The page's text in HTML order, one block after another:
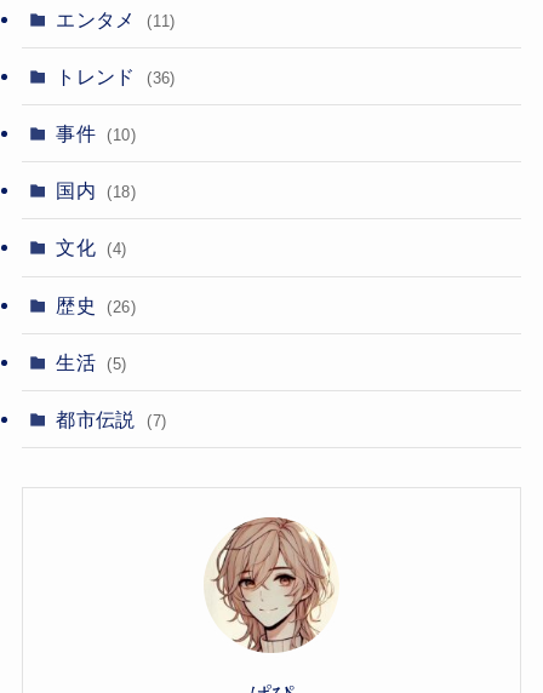
エンタメ (11)
トレンド (36)
事件 (10)
国内 (18)
文化 (4)
歴史 (26)
生活 (5)
都市伝説 (7)